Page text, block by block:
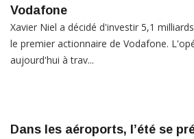
Vodafone
Xavier Niel a décidé d'investir 5,1
le premier actionnaire de Vodafone.
aujourd'hui à trav...
Dans les aéroports, l’été se